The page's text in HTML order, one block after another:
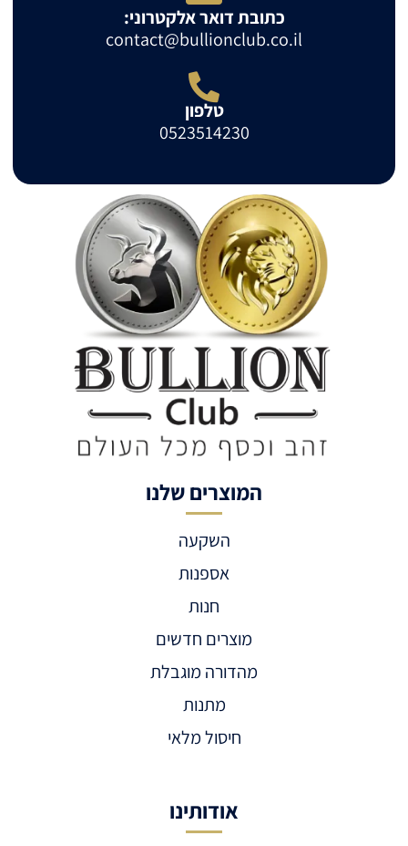
כתובת דואר אלקטרוני:
contact@bullionclub.co.il
טלפון
0523514230
המוצרים שלנו
השקעה
אספנות
חנות
מוצרים חדשים
מהדורה מוגבלת
מתנות
חיסול מלאי
אודותינו